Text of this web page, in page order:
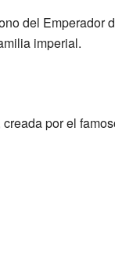
del Emperador
imperial.
por el